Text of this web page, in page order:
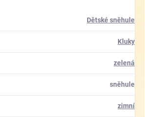
Dětské sněhule
Kluky
zelená
sněhule
zimní